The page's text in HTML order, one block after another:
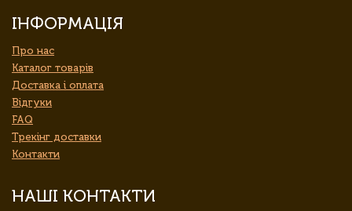
ІНФОРМАЦІЯ
Про нас
Каталог товарів
Доставка і оплата
Відгуки
FAQ
Трекінг доставки
Контакти
НАШІ КОНТАКТИ